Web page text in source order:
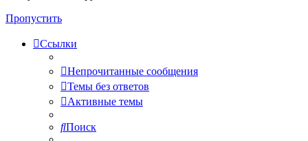
Пропустить
Ссылки
Непрочитанные сообщения
Темы без ответов
Активные темы
Поиск